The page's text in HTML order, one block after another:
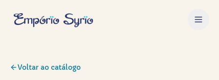
Voltar ao catálogo